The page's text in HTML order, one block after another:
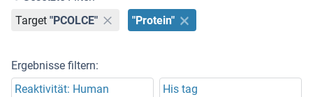
Target "PCOLCE" "Protein"
Ergebnisse filtern:
Reaktivität: Human
His tag